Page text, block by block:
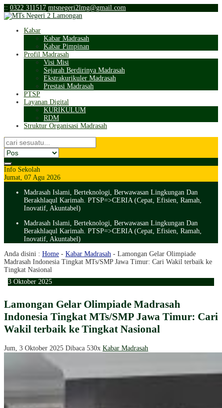
:: 0322 311517 mtsnegeri2lmg@gmail.com
Kabar
Kabar Madrasah
Kabar Pimpinan
Profil Madrasah
Visi Misi
Sejarah Berdirinya Madrasah
Ekstrakurikuler Madrasah
Prestasi Madrasah
PTSP
Layanan Digital
KURIKULUM
RDM
Struktur Organisasi Madrasah
Info Sekolah
Jumat, 07 Agu 2026
Madrasah Islami, Berteknologi, Berwawasan Lingkungan Dan
Berakhlaqul Karimah. PTSP=>CERIA (Cepat, Efisien, Ramah,
Inovatif, Akuntabel)
Madrasah Islami, Berteknologi, Berwawasan Lingkungan Dan
Berakhlaqul Karimah. PTSP=>CERIA (Cepat, Efisien, Ramah,
Inovatif, Akuntabel)
Anda disini : Home - Kabar Madrasah - Lamongan Gelar Olimpiade
Madrasah Indonesia Tingkat MTs/SMP Jawa Timur: Cari Wakil terbaik ke
Tingkat Nasional
3 Oktober 2025
Lamongan Gelar Olimpiade Madrasah
Indonesia Tingkat MTs/SMP Jawa Timur: Cari
Wakil terbaik ke Tingkat Nasional
Jum, 3 Oktober 2025 Dibaca 530x Kabar Madrasah